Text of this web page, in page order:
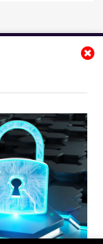
noticias
registrarte
August